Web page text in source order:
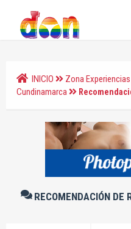
INICIO Zona Experiencias
Cundinamarca
RECOMENDACIÓN DE